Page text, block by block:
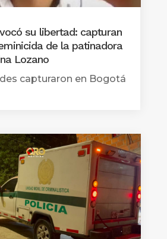
su libertad: capturan
de la patinadora
Lozano
capturaron en Bogotá